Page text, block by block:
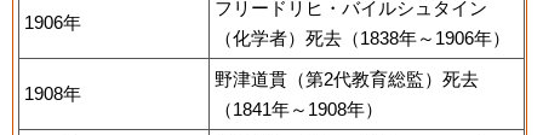
1906年
フリードリヒ・バイルシュタイン
（化学者）死去（1838年～1906年）
1908年
野津道貫（第2代教育総監）死去
（1841年～1908年）